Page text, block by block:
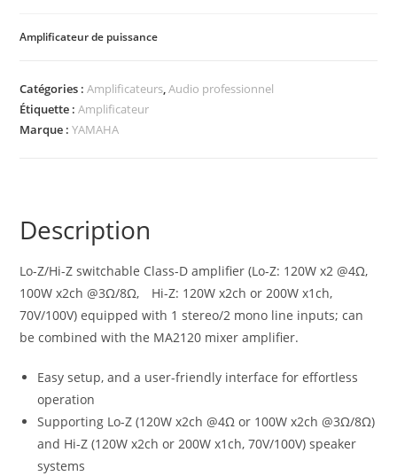
Amplificateur de puissance
Catégories :Amplificateurs,Audio professionnel
Étiquette :Amplificateur
Marque :YAMAHA
Description
Lo-Z/Hi-Z switchable Class-D amplifier (Lo-Z: 120W x2 @4Ω,
100W x2ch @3Ω/8Ω, Hi-Z: 120W x2ch or 200W x1ch,
70V/100V) equipped with 1 stereo/2 mono line inputs; can
be combined with the MA2120 mixer amplifier.
Easy setup, and a user-friendly interface for effortless
operation
Supporting Lo-Z (120W x2ch @4Ω or 100W x2ch @3Ω/8Ω)
and Hi-Z (120W x2ch or 200W x1ch, 70V/100V) speaker
systems